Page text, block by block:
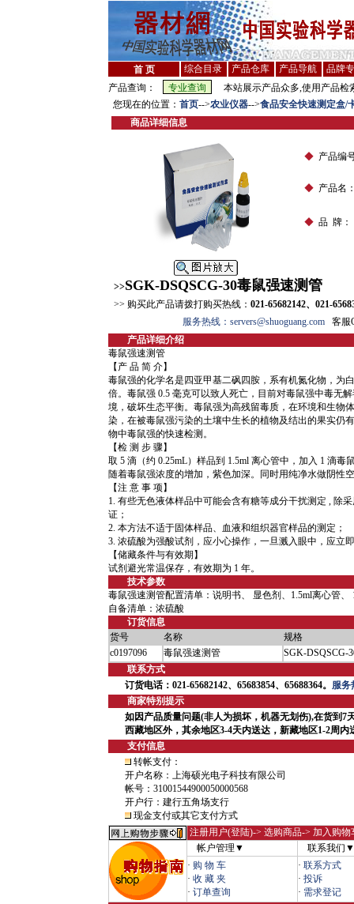
首 页 综合目录 产品仓库 产品导航
品牌
产品查询：
本站展示产品众多,使用产品检
您现在的位置： 首页-->农业仪器-->食品安全快速测定盒/
商品详细信息
◆ 产品编
◆ 产品名
◆ 品 牌：
>>SGK-DSQSCG-30毒鼠强速测管
>> 购买此产品请拨打购买热线： 021-65682142、021-
服务热线：servers@shuoguang.com客服
产品详细介绍
毒鼠强速测管
【产 品 简 介】
毒鼠强的化学名是四亚甲基二砜四胺，系有机氮化物，为
倍。毒鼠强 0.5 毫克可以致人死亡，目前对毒鼠强中毒无
境，破坏生态平衡。毒鼠强为高残留毒质，在环境和生物
染，在被毒鼠强污染的土壤中生长的植物及结出的果实仍
物中毒鼠强的快速检测。
【检 测 步 骤】
取 5 滴（约 0.25mL）样品到 1.5ml 离心管中，加入 1 滴
随着毒鼠强浓度的增加，紫色加深。同时用纯净水做阴性
【注 意 事 项】
1. 有些无色液体样品中可能会含有糖等成分干扰测定 , 除
证；
2. 本方法不适于固体样品、血液和组织器官样品的测定；
3. 浓硫酸为强酸试剂，应小心操作，一旦溅入眼中，应立
【储藏条件与有效期】
试剂避光常温保存，有效期为 1 年。
技术参数
毒鼠强速测管配置清单：说明书、 显色剂、1.5ml离心管、
自备清单：浓硫酸
订货信息
货号
名称
规格
c0197096
毒鼠强速测管
SGK-DSQSCG-
联系方式
订货电话：021-65682142、65683854、65688364。 服务
商家特别提示
如因产品质量问题(非人为损坏，机器无划伤),在货到7
西藏地区外，其余地区3-4天内送达，新藏地区1-2周内
支付信息
转帐支付：
开户名称：上海硕光电子科技有限公司
帐号：31001544900050000568
开户行：建行五角场支行
现金支付或其它支付方式
注册用户(登陆)-> 选购商品-> 加入购
帐户管理▼
联系我们▼
· 购 物 车
· 收 藏 夹
· 订单查询
· 联系方式
· 投诉
· 需求登记